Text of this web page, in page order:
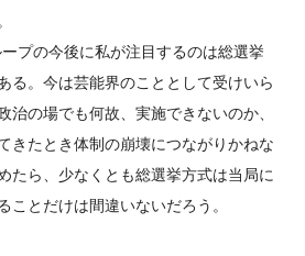
プの今後に私が注目するのは総選挙
る。今は芸能界のこととして受けいら
治の場でも何故、実施できないのか、
きたとき体制の崩壊につながりかねな
たら、少なくとも総選挙方式は当局に
ことだけは間違いないだろう。